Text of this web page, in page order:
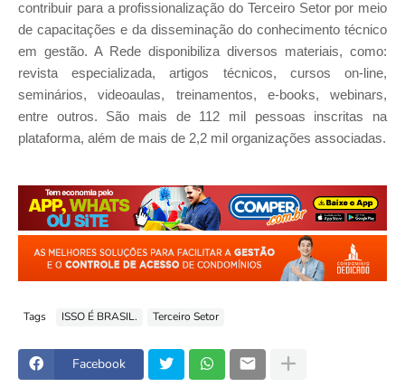
contribuir para a profissionalização do Terceiro Setor por meio
de capacitações e da disseminação do conhecimento técnico
em gestão. A Rede disponibiliza diversos materiais, como:
revista especializada, artigos técnicos, cursos on-line,
seminários, videoaulas, treinamentos, e-books, webinars,
entre outros. São mais de 112 mil pessoas inscritas na
plataforma, além de mais de 2,2 mil organizações associadas.
Tags ISSO É BRASIL. Terceiro Setor
Facebook